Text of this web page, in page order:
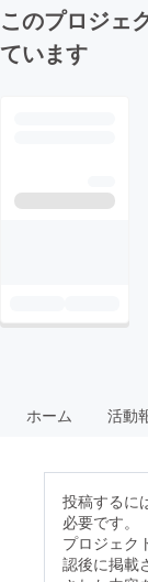
このプロジェ
ています
ホーム 活動
投稿するに
必要です。
プロジェク
認後に掲載